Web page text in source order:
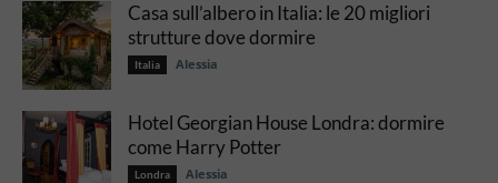
Casa sull’albero in Italia: le 20 migliori
strutture dove dormire
Italia Alessia
Hotel Georgian House Londra: dormire
come Harry Potter
Londra Alessia